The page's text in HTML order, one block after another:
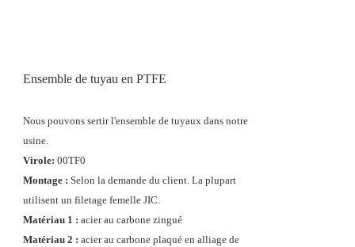
Ensemble de tuyau en PTFE
Nous pouvons sertir l'ensemble de tuyaux dans notre
usine.
Virole: 00TF0
Montage : Selon la demande du client. La plupart
utilisent un filetage femelle JIC.
Matériau 1 : acier au carbone zingué
Matériau 2 : acier au carbone plaqué en alliage de